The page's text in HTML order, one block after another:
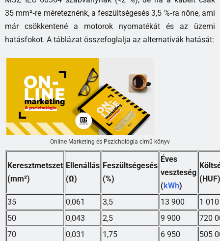
35 mm²‑re méreteznénk, a feszültségesés 3,5 %‑ra nőne, ami
már csökkentené a motorok nyomatékát és az üzemi
hatásfokot. A táblázat összefoglalja az alternatívák hatását:
Online Marketing és Pszichológia című könyv
Keresztmetszet
(mm²)
Ellenállás
(Ω)
Feszültségesés
(%)
Éves
veszteség
(kWh)
(HUF)
35 0,061 3,5 13 900
1
50
0,043 2,5 9 900
720
70
0,031 1,75 6 950 505